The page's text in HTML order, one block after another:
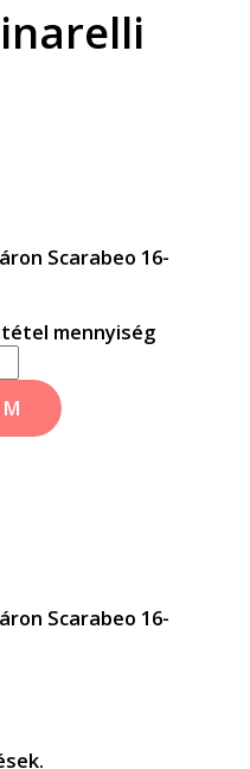
Scarabeo 16-
mennyiség
Scarabeo 16-